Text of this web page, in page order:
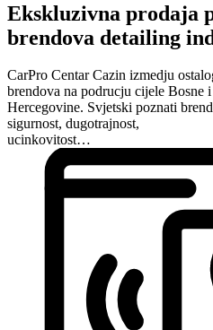
Ekskluzivna prodaja
brendova detailing
CarPro Centar Cazin izmedju
brendova na podrucju cijele Bosne i
Hercegovine. Svjetski poznati
sigurnost, dugotrajnost,
ucinkovitost…